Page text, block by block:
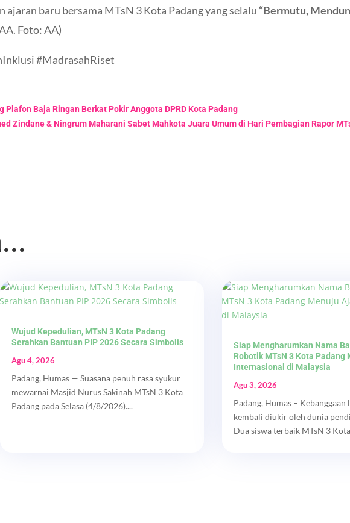
baru bersama MTsN 3 Kota Padang yang selalu “Bermutu,
Foto: AA)
#MadrasahRiset
Baja Ringan Berkat Pokir Anggota DPRD Kota Padang
Zindane & Ningrum Maharani Sabet Mahkota Juara Umum di Hari Pembagian Rapor
Wujud Kepedulian, MTsN 3 Kota Padang
Serahkan Bantuan PIP 2026 Secara Simbolis
Agu 4, 2026
Padang, Humas — Suasana penuh rasa syukur
mewarnai Masjid Nurus Sakinah MTsN 3 Kota
Padang pada Selasa (4/8/2026)....
Siap Mengharumkan Nama
Robotik MTsN 3 Kota Padang
Internasional di Malaysia
Agu 3, 2026
Padang, Humas – Kebanggaan
kembali diukir oleh dunia
Dua siswa terbaik MTsN 3